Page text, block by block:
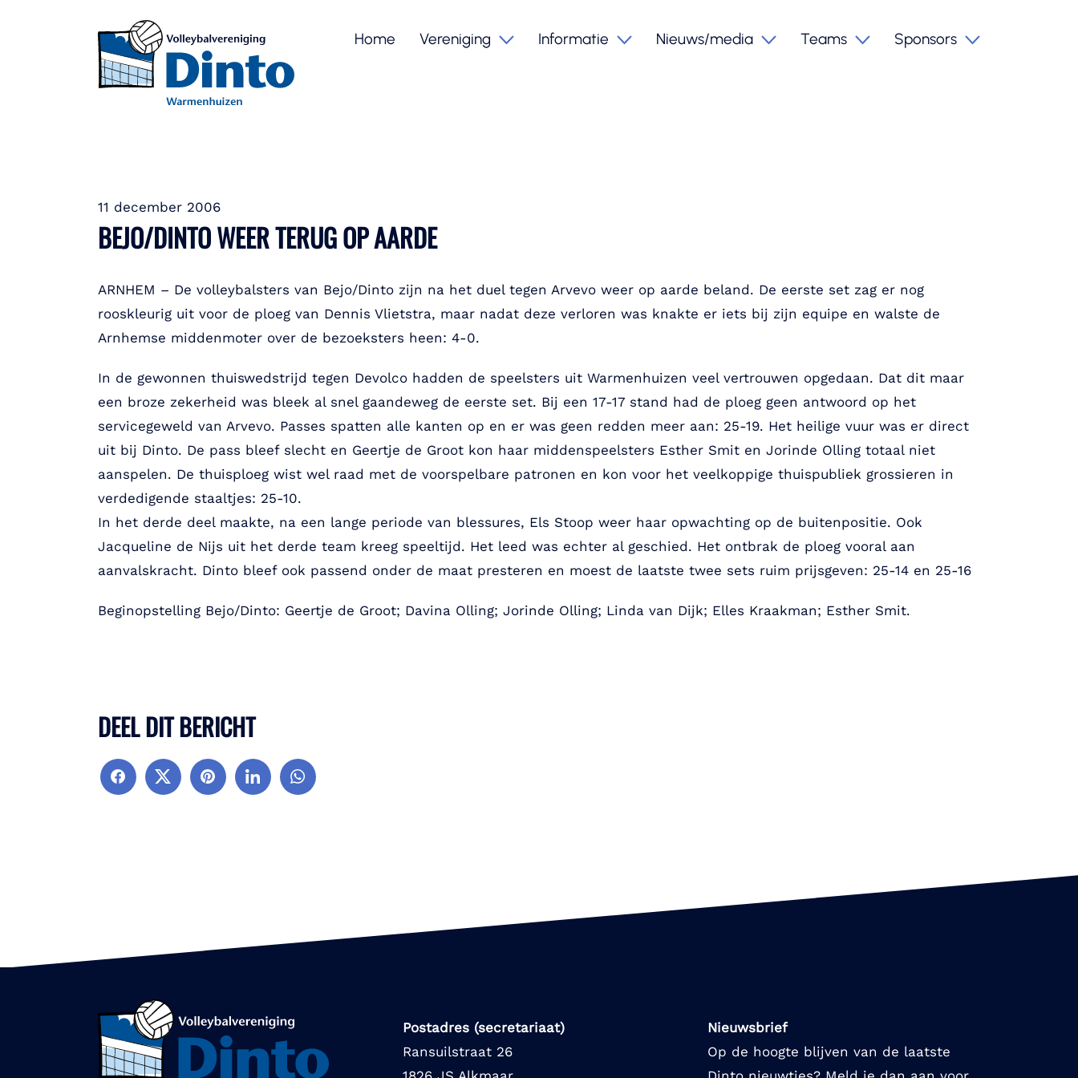
Home Vereniging Informatie Nieuws/media Teams Sponsors
11 december 2006
BEJO/DINTO WEER TERUG OP AARDE
ARNHEM – De volleybalsters van Bejo/Dinto zijn na het duel tegen Arvevo weer op aarde beland. De eerste set zag er nog
rooskleurig uit voor de ploeg van Dennis Vlietstra, maar nadat deze verloren was knakte er iets bij zijn equipe en walste de
Arnhemse middenmoter over de bezoeksters heen: 4-0.
In de gewonnen thuiswedstrijd tegen Devolco hadden de speelsters uit Warmenhuizen veel vertrouwen opgedaan. Dat dit maar
een broze zekerheid was bleek al snel gaandeweg de eerste set. Bij een 17-17 stand had de ploeg geen antwoord op het
servicegeweld van Arvevo. Passes spatten alle kanten op en er was geen redden meer aan: 25-19. Het heilige vuur was er direct
uit bij Dinto. De pass bleef slecht en Geertje de Groot kon haar middenspeelsters Esther Smit en Jorinde Olling totaal niet
aanspelen. De thuisploeg wist wel raad met de voorspelbare patronen en kon voor het veelkoppige thuispubliek grossieren in
verdedigende staaltjes: 25-10.
In het derde deel maakte, na een lange periode van blessures, Els Stoop weer haar opwachting op de buitenpositie. Ook
Jacqueline de Nijs uit het derde team kreeg speeltijd. Het leed was echter al geschied. Het ontbrak de ploeg vooral aan
aanvalskracht. Dinto bleef ook passend onder de maat presteren en moest de laatste twee sets ruim prijsgeven: 25-14 en 25-16
Beginopstelling Bejo/Dinto: Geertje de Groot; Davina Olling; Jorinde Olling; Linda van Dijk; Elles Kraakman; Esther Smit.
DEEL DIT BERICHT
Postadres (secretariaat)
Ransuilstraat 26
Nieuwsbrief
Op de hoogte blijven van de laatste